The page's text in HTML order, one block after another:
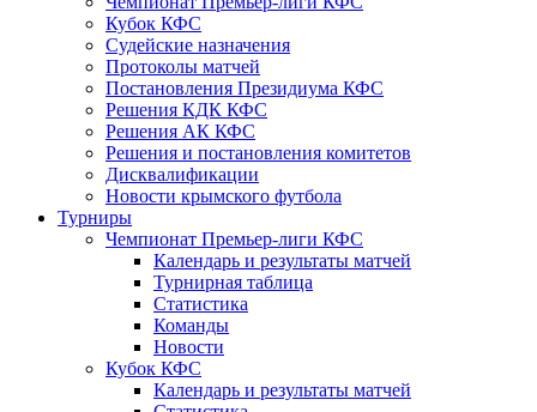
Кубок КФС
Судейские назначения
Протоколы матчей
Постановления Президиума КФС
Решения КДК КФС
Решения АК КФС
Решения и постановления комитетов
Дисквалификации
Новости крымского футбола
Турниры
Чемпионат Премьер-лиги КФС
Календарь и результаты матчей
Турнирная таблица
Статистика
Команды
Новости
Кубок КФС
Календарь и результаты матчей